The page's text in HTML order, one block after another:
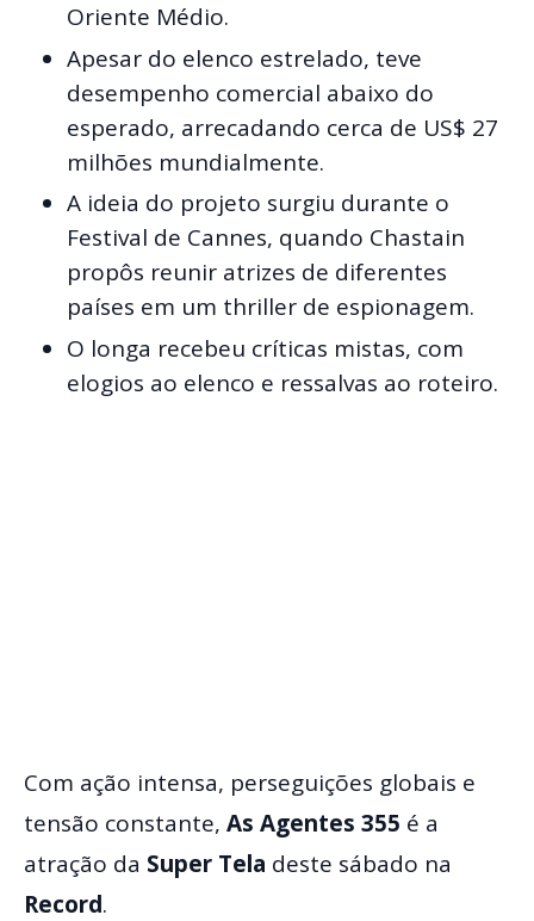
Oriente Médio.
Apesar do elenco estrelado, teve
desempenho comercial abaixo do
esperado, arrecadando cerca de US$ 27
milhões mundialmente.
A ideia do projeto surgiu durante o
Festival de Cannes, quando Chastain
propôs reunir atrizes de diferentes
países em um thriller de espionagem.
O longa recebeu críticas mistas, com
elogios ao elenco e ressalvas ao roteiro.
Com ação intensa, perseguições globais e
tensão constante, As Agentes 355 é a
atração da Super Tela deste sábado na
Record.